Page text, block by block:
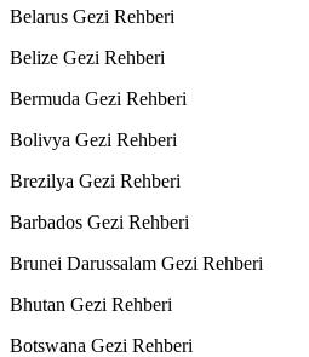
Belarus Gezi Rehberi
Belize Gezi Rehberi
Bermuda Gezi Rehberi
Bolivya Gezi Rehberi
Brezilya Gezi Rehberi
Barbados Gezi Rehberi
Brunei Darussalam Gezi Rehberi
Bhutan Gezi Rehberi
Botswana Gezi Rehberi